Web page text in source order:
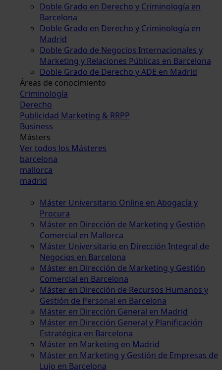
Doble Grado en Derecho y Criminología en
Barcelona
Doble Grado en Derecho y Criminología en
Madrid
Doble Grado de Negocios Internacionales y
Marketing y Relaciones Públicas en Barcelona
Doble Grado de Derecho y ADE en Madrid
Áreas de conocimiento
Criminología
Derecho
Publicidad Marketing & RRPP
Business
Másters
Ver todos los Másteres
barcelona
mallorca
madrid
Máster Universitario Online en Abogacía y
Procura
Máster en Dirección de Marketing y Gestión
Comercial en Mallorca
Máster Universitario en Dirección Integral de
Negocios en Barcelona
Máster en Dirección de Marketing y Gestión
Comercial en Barcelona
Máster en Dirección de Recursos Humanos y
Gestión de Personal en Barcelona
Máster en Dirección General en Madrid
Máster en Dirección General y Planificación
Estratégica en Barcelona
Máster en Marketing en Madrid
Máster en Marketing y Gestión de Empresas de
Lujo en Barcelona